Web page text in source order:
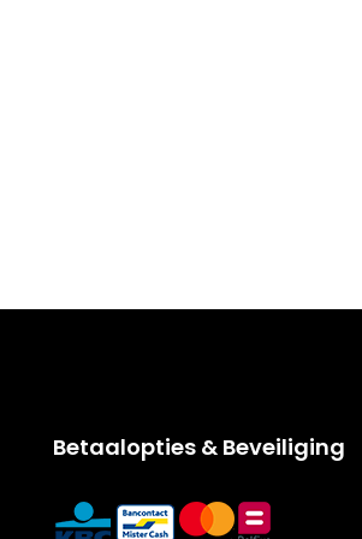
Betaalopties & Beveiliging